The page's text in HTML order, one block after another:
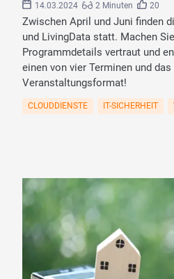
14.03.2024 2 Minuten 20
Zwischen April und Juni finden
und LivingData statt. Machen
Programmdetails vertraut und
einen von vier Terminen und
Veranstaltungsformat!
CLOUDDIENSTE IT-SICHERHEIT